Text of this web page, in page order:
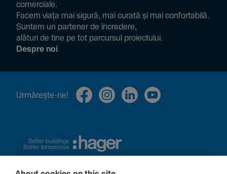
comer­ciale.
Facem viața mai sigură, mai curată și mai confor­ta­bilă.
Suntem un partener de încre­dere,
alături de tine pe tot parcursul proiec­tului.
Despre noi
Urmă­rește-ne!